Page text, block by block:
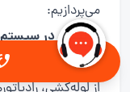
می‌پردازیم:
۱. نشتی در سیستم لوله‌کشی یا رادیاتورها
یکی از اصلی‌ترین